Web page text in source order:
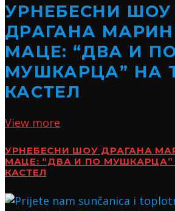
УРНЕБЕСНИ ШОУ
ДРАГАНА
МАЦЕ: “ДВА И
МУШКАРЦА” НА
КАСТЕЛ
View more
УРНЕБЕСНИ ШОУ ДРАГАНА
МАЦЕ: “ДВА И ПО МУШКАРЦА”
КАСТЕЛ